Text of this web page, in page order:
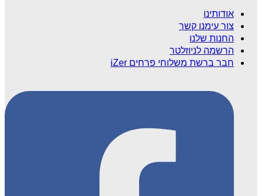
אודותינו
צור עימנו קשר
החנות שלנו
הרשמה לניוזלטר
חבר ברשת משלוחי פרחים iZer